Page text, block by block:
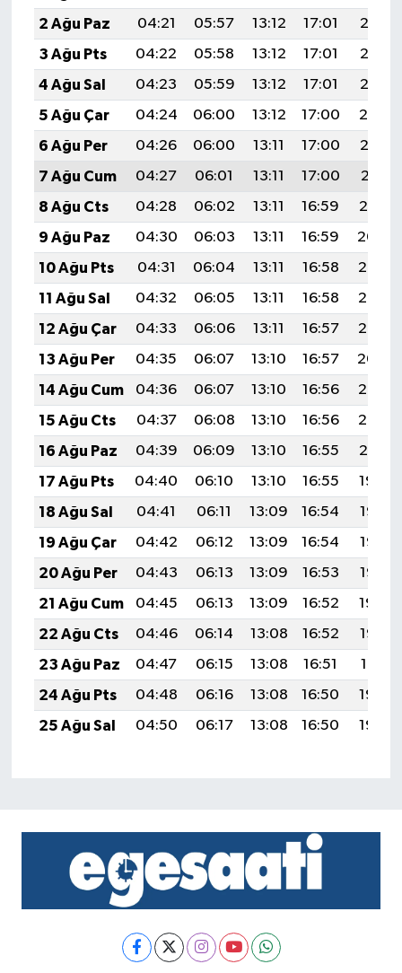
2 Ağu Paz
04:21 05:57 13:12 17:01
20:17
3 Ağu Pts
04:22 05:58 13:12 17:01
20:16
4 Ağu Sal
04:23 05:59 13:12 17:01
20:15
5 Ağu Çar
04:24 06:00 13:12 17:00
20:14
6 Ağu Per
04:26 06:00 13:11 17:00
20:12
7 Ağu Cum
04:27 06:01 13:11 17:00
20:11
8 Ağu Cts
04:28 06:02 13:11 16:59
20:10
9 Ağu Paz
04:30 06:03 13:11 16:59
20:09
10 Ağu Pts
04:31 06:04 13:11 16:58
20:08
11 Ağu Sal
04:32 06:05 13:11 16:58
20:07
12 Ağu Çar
04:33 06:06 13:11 16:57
20:06
13 Ağu Per
04:35 06:07 13:10 16:57
20:04
14 Ağu Cum
04:36 06:07 13:10 16:56
20:03
15 Ağu Cts
04:37 06:08 13:10 16:56
20:02
16 Ağu Paz
04:39 06:09 13:10 16:55
20:01
17 Ağu Pts
04:40 06:10 13:10 16:55
19:59
18 Ağu Sal
04:41 06:11 13:09 16:54
19:58
19 Ağu Çar
04:42 06:12 13:09 16:54
19:57
20 Ağu Per
04:43 06:13 13:09 16:53
19:55
21 Ağu Cum
04:45 06:13 13:09 16:52
19:54
22 Ağu Cts
04:46 06:14 13:08 16:52
19:53
23 Ağu Paz
04:47 06:15 13:08 16:51
19:51
24 Ağu Pts
04:48 06:16 13:08 16:50
19:50
25 Ağu Sal
04:50 06:17 13:08 16:50 19:48